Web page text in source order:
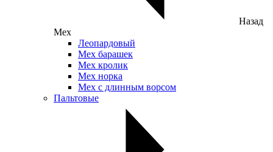
Назад
Мех
Леопардовый
Мех барашек
Мех кролик
Мех норка
Мех с длинным ворсом
Пальтовые